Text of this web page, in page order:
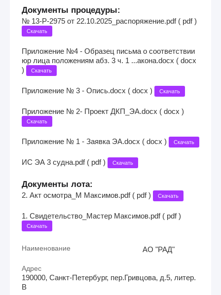
Документы процедуры:
№ 13-Р-2975 от 22.10.2025_распоряжение.pdf ( pdf )
Скачать
Приложение №4 - Образец письма о соответствии
юр лица положениям абз. 3 ч. 1 ...акона.docx ( docx
)
Скачать
Приложение № 3 - Опись.docx ( docx ) Скачать
Приложение № 2- Проект ДКП_ЭА.docx ( docx )
Скачать
Приложение № 1 - Заявка ЭА.docx ( docx ) Скачать
ИС ЭА 3 судна.pdf ( pdf ) Скачать
Документы лота:
2. Акт осмотра_М Максимов.pdf ( pdf ) Скачать
1. Свидетельство_Мастер Максимов.pdf ( pdf )
Скачать
Наименование АО "РАД"
Адрес
190000, Санкт-Петербург, пер.Гривцова, д.5, литер.
В